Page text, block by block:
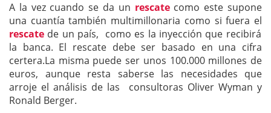
A la vez cuando se da un rescatecomo este supone
una cuantía también multimillonaria como si fuera el
rescate de un país, como es la inyección que recibirá
la banca. El rescate debe ser basado en una cifra
certera.La misma puede ser unos 100.000 millones de
euros, aunque resta saberse las necesidades que
arroje el análisis de las consultoras Oliver Wyman y
Ronald Berger.